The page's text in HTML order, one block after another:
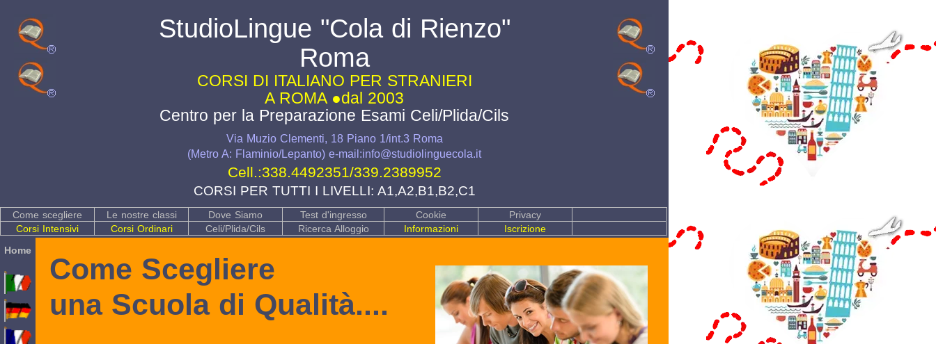
StudioLingue "Cola di Rienzo"
Roma
CORSI DI ITALIANO PER STRANIERI
A ROMA ●dal 2003
Centro per la Preparazione Esami Celi/Plida/Cils
Via Muzio Clementi, 18 Piano 1/int.3 Roma
(Metro A: Flaminio/Lepanto) e-mail:info@studiolinguecola.it
Cell.:338.4492351/339.2389952
CORSI PER TUTTI I LIVELLI: A1,A2,B1,B2,C1
Come scegliere Le nostre classi Dove Siamo Test d'ingresso Cookie
Privacy
Corsi Intensivi
Corsi Ordinari Celi/Plida/Cils Ricerca Alloggio Informazioni
Iscrizione
Home
Come Scegliere
una Scuola di Qualità....